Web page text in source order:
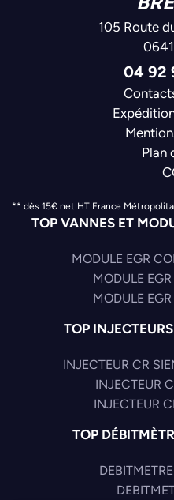
105 Route
04 92
Plan
** dès 15€ net HT France
TOP VANNES ET
MODULE EGR
MODULE
MODULE
TOP
INJECTEUR CR
INJECTEUR
INJECTEUR
TOP